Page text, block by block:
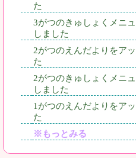
た
3がつのきゅしょくメニ
しました
2がつのえんだよりをア
た
2がつのきゅしょくメニ
しました
1がつのえんだよりをア
た
※もっとみる